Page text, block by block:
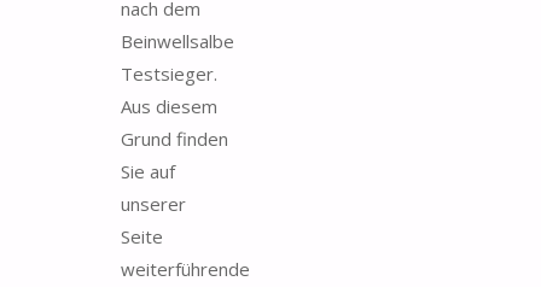
nach dem
Beinwellsalbe
Testsieger.
Aus diesem
Grund finden
Sie auf
unserer
Seite
weiterführende